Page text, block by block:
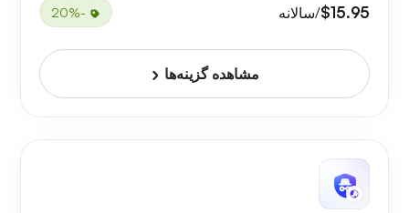
$15.95/سالانه -20%
مشاهده گزینه‌ها